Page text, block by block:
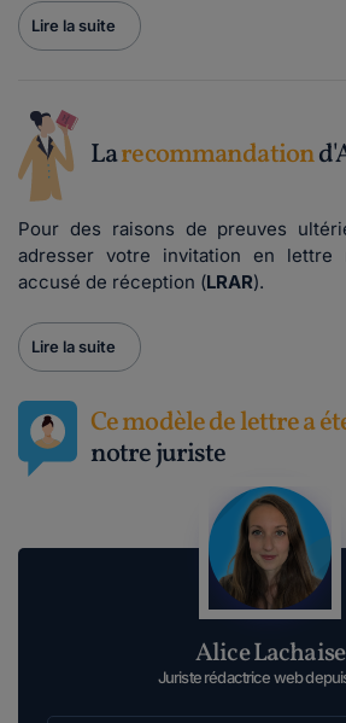
Lire la suite
Larecommandation
Pour des raisons de preuves
adresser votre invitation en lettre
accusé de réception (LRAR).
Lire la suite
Ce modèle de lettre a
notre juriste
Alice Lachaise
Juriste rédactrice web